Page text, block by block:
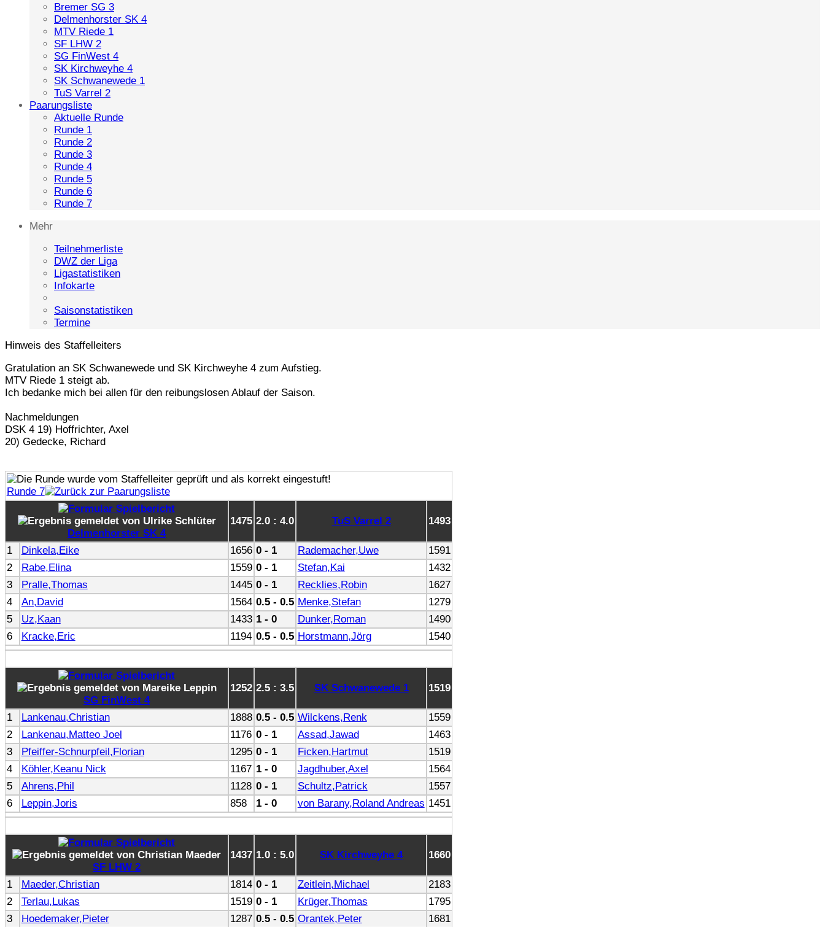
Bremer SG 3
Delmenhorster SK 4
MTV Riede 1
SF LHW 2
SG FinWest 4
SK Kirchweyhe 4
SK Schwanewede 1
TuS Varrel 2
Paarungsliste
Aktuelle Runde
Runde 1
Runde 2
Runde 3
Runde 4
Runde 5
Runde 6
Runde 7
Mehr
Teilnehmerliste
DWZ der Liga
Ligastatistiken
Infokarte
Saisonstatistiken
Termine
Hinweis des Staffelleiters
Gratulation an SK Schwanewede und SK Kirchweyhe 4 zum Aufstieg.
MTV Riede 1 steigt ab.
Ich bedanke mich bei allen für den reibungslosen Ablauf der Saison.
Nachmeldungen
DSK 4 19) Hoffrichter, Axel
20) Gedecke, Richard
Runde 7
Delmenhorster SK 4
1475 2.0 : 4.0 TuS Varrel 2 1493
1 Dinkela,Eike 1656 0 - 1 Rademacher,Uwe
1591
2
Rabe,Elina 1559 0 - 1 Stefan,Kai
1432
3
Pralle,Thomas 1445 0 - 1 Recklies,Robin
1627
4
An,David 1564 0.5 - 0.5 Menke,Stefan
1279
5
Uz,Kaan 1433 1 - 0 Dunker,Roman
1490
6
Kracke,Eric 1194 0.5 - 0.5 Horstmann,Jörg 1540
SG FinWest 4
1252 2.5 : 3.5 SK Schwanewede 1 1519
1 Lankenau,Christian 1888 0.5 - 0.5 Wilckens,Renk
1559
2
Lankenau,Matteo Joel 1176 0 - 1 Assad,Jawad
1463
3
Pfeiffer-Schnurpfeil,Florian 1295 0 - 1 Ficken,Hartmut
1519
4
Köhler,Keanu Nick 1167 1 - 0 Jagdhuber,Axel
1564
5
Ahrens,Phil 1128 0 - 1 Schultz,Patrick
1557
6
Leppin,Joris 858 1 - 0 von Barany,Roland Andreas 1451
SF LHW 2
1437 1.0 : 5.0 SK Kirchweyhe 4 1660
1 Maeder,Christian 1814 0 - 1 Zeitlein,Michael
2183
2
Terlau,Lukas 1519 0 - 1 Krüger,Thomas
1795
3
Hoedemaker,Pieter 1287 0.5 - 0.5 Orantek,Peter
1681